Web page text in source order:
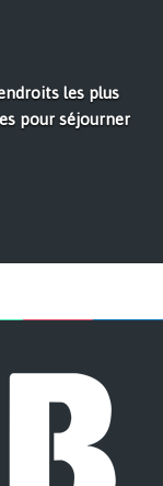
les plus
pour séjourner